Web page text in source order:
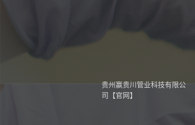
贵州赢贵川管业科技有限公
司【官网】